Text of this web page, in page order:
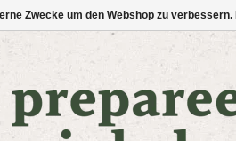
Zwecke um den Webshop zu